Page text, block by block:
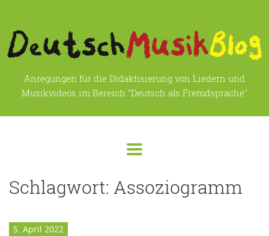
Anregungen für die Didaktisierung von Liedern und
Musikvideos im Bereich "Deutsch als Fremdsprache"
Schlagwort: Assoziogramm
5. April 2022